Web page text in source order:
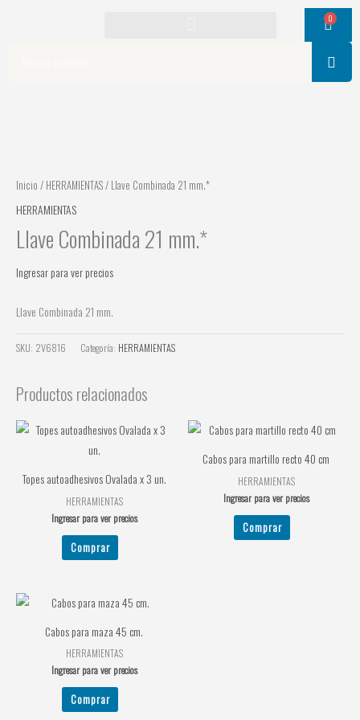
0
Cart
Inicio / HERRAMIENTAS/ Llave Combinada 21 mm.*
HERRAMIENTAS
Llave Combinada 21 mm.*
Ingresar para ver precios
Llave Combinada 21 mm.
SKU: 2V6816 Categoría: HERRAMIENTAS
Productos relacionados
Topes autoadhesivos Ovalada x 3 un.
HERRAMIENTAS
Ingresar para ver precios
Comprar
Cabos para martillo recto 40 cm
HERRAMIENTAS
Ingresar para ver precios
Comprar
Cabos para maza 45 cm.
HERRAMIENTAS
Ingresar para ver precios
Comprar